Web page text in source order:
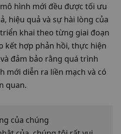
hình mới đều được tối ưu
hiệu quả và sự hài lòng của
khai theo từng giai đoạn
kết hợp phản hồi, thực hiện
đảm bảo rằng quá trình
mới diễn ra liền mạch và có
quan.
của chúng